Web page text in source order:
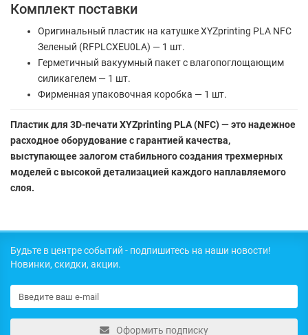
Комплект поставки
Оригинальный пластик на катушке XYZprinting PLA NFC
Зеленый (RFPLCXEU0LA) — 1 шт.
Герметичный вакуумный пакет с влагопоглощающим
силикагелем — 1 шт.
Фирменная упаковочная коробка — 1 шт.
Пластик для 3D-печати XYZprinting PLA (NFC) — это надежное
расходное оборудование с гарантией качества,
выступающее залогом стабильного создания трехмерных
моделей с высокой детализацией каждого наплавляемого
слоя.
Будьте в центре событий - подпишитесь на наши новости!
Новинки, скидки, акции.
Оформить подписку